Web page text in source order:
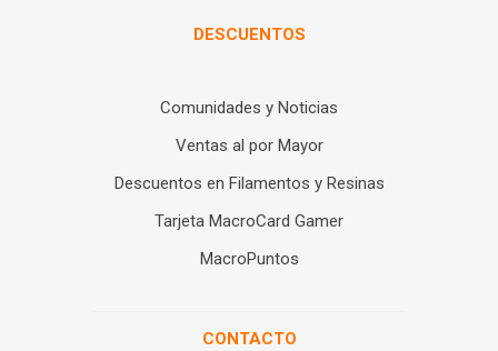
DESCUENTOS
Comunidades y Noticias
Ventas al por Mayor
Descuentos en Filamentos y Resinas
Tarjeta MacroCard Gamer
MacroPuntos
CONTACTO